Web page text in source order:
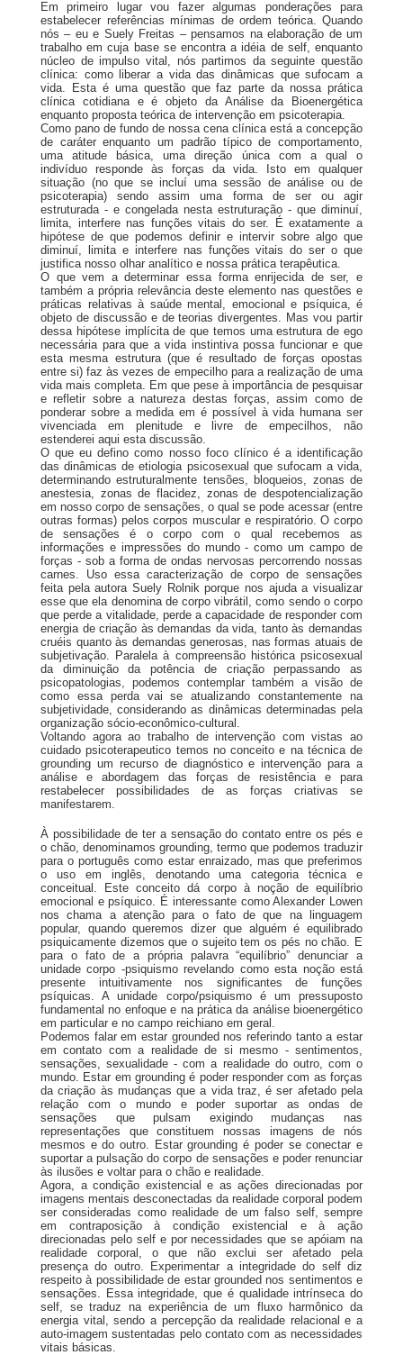
Em primeiro lugar vou fazer algumas ponderações para
estabelecer referências mínimas de ordem teórica. Quando
nós – eu e Suely Freitas – pensamos na elaboração de um
trabalho em cuja base se encontra a idéia de self, enquanto
núcleo de impulso vital, nós partimos da seguinte questão
clínica: como liberar a vida das dinâmicas que sufocam a
vida. Esta é uma questão que faz parte da nossa prática
clínica cotidiana e é objeto da Análise da Bioenergética
enquanto proposta teórica de intervenção em psicoterapia.
Como pano de fundo de nossa cena clínica está a concepção
de caráter enquanto um padrão típico de comportamento,
uma atitude básica, uma direção única com a qual o
indivíduo responde às forças da vida. Isto em qualquer
situação (no que se incluí uma sessão de análise ou de
psicoterapia) sendo assim uma forma de ser ou agir
estruturada - e congelada nesta estruturação - que diminuí,
limita, interfere nas funções vitais do ser. É exatamente a
hipótese de que podemos definir e intervir sobre algo que
diminuí, limita e interfere nas funções vitais do ser o que
justifica nosso olhar analítico e nossa prática terapêutica.
O que vem a determinar essa forma enrijecida de ser, e
também a própria relevância deste elemento nas questões e
práticas relativas à saúde mental, emocional e psíquica, é
objeto de discussão e de teorias divergentes. Mas vou partir
dessa hipótese implícita de que temos uma estrutura de ego
necessária para que a vida instintiva possa funcionar e que
esta mesma estrutura (que é resultado de forças opostas
entre si) faz às vezes de empecilho para a realização de uma
vida mais completa. Em que pese à importância de pesquisar
e refletir sobre a natureza destas forças, assim como de
ponderar sobre a medida em é possível à vida humana ser
vivenciada em plenitude e livre de empecilhos, não
estenderei aqui esta discussão.
O que eu defino como nosso foco clínico é a identificação
das dinâmicas de etiologia psicosexual que sufocam a vida,
determinando estruturalmente tensões, bloqueios, zonas de
anestesia, zonas de flacidez, zonas de despotencialização
em nosso corpo de sensações, o qual se pode acessar (entre
outras formas) pelos corpos muscular e respiratório. O corpo
de sensações é o corpo com o qual recebemos as
informações e impressões do mundo - como um campo de
forças - sob a forma de ondas nervosas percorrendo nossas
carnes. Uso essa caracterização de corpo de sensações
feita pela autora Suely Rolnik porque nos ajuda a visualizar
esse que ela denomina de corpo vibrátil, como sendo o corpo
que perde a vitalidade, perde a capacidade de responder com
energia de criação às demandas da vida, tanto às demandas
cruéis quanto às demandas generosas, nas formas atuais de
subjetivação. Paralela à compreensão histórica psicosexual
da diminuição da potência de criação perpassando as
psicopatologias, podemos contemplar também a visão de
como essa perda vai se atualizando constantemente na
subjetividade, considerando as dinâmicas determinadas pela
organização sócio-econômico-cultural.
Voltando agora ao trabalho de intervenção com vistas ao
cuidado psicoterapeutico temos no conceito e na técnica de
grounding um recurso de diagnóstico e intervenção para a
análise e abordagem das forças de resistência e para
restabelecer possibilidades de as forças criativas se
manifestarem.
À possibilidade de ter a sensação do contato entre os pés e
o chão, denominamos grounding, termo que podemos traduzir
para o português como estar enraizado, mas que preferimos
o uso em inglês, denotando uma categoria técnica e
conceitual. Este conceito dá corpo à noção de equilíbrio
emocional e psíquico. É interessante como Alexander Lowen
nos chama a atenção para o fato de que na linguagem
popular, quando queremos dizer que alguém é equilibrado
psiquicamente dizemos que o sujeito tem os pés no chão. E
para o fato de a própria palavra “equilíbrio” denunciar a
unidade corpo -psiquismo revelando como esta noção está
presente intuitivamente nos significantes de funções
psíquicas. A unidade corpo/psiquismo é um pressuposto
fundamental no enfoque e na prática da análise bioenergético
em particular e no campo reichiano em geral.
Podemos falar em estar grounded nos referindo tanto a estar
em contato com a realidade de si mesmo - sentimentos,
sensações, sexualidade - com a realidade do outro, com o
mundo. Estar em grounding é poder responder com as forças
da criação às mudanças que a vida traz, é ser afetado pela
relação com o mundo e poder suportar as ondas de
sensações que pulsam exigindo mudanças nas
representações que constituem nossas imagens de nós
mesmos e do outro. Estar grounding é poder se conectar e
suportar a pulsação do corpo de sensações e poder renunciar
às ilusões e voltar para o chão e realidade.
Agora, a condição existencial e as ações direcionadas por
imagens mentais desconectadas da realidade corporal podem
ser consideradas como realidade de um falso self, sempre
em contraposição à condição existencial e à ação
direcionadas pelo self e por necessidades que se apóiam na
realidade corporal, o que não exclui ser afetado pela
presença do outro. Experimentar a integridade do self diz
respeito à possibilidade de estar grounded nos sentimentos e
sensações. Essa integridade, que é qualidade intrínseca do
self, se traduz na experiência de um fluxo harmônico da
energia vital, sendo a percepção da realidade relacional e a
auto-imagem sustentadas pelo contato com as necessidades
vitais básicas.